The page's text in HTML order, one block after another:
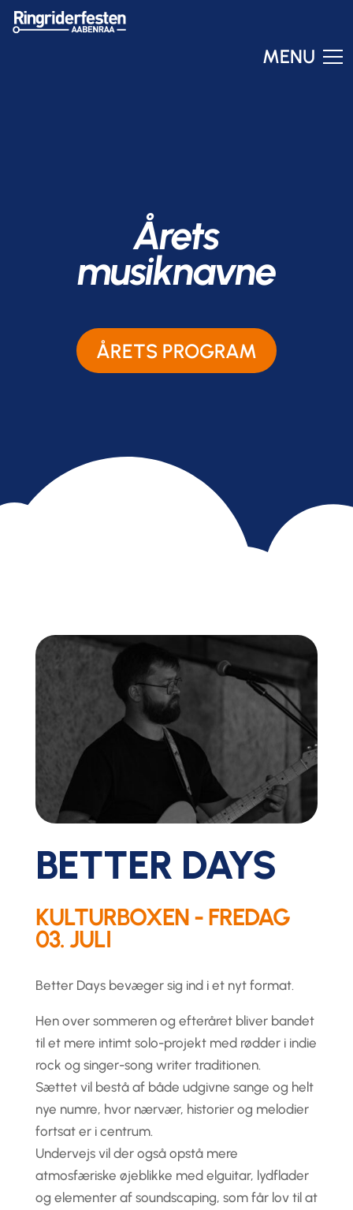
MENU
Årets
musiknavne
ÅRETS PROGRAM
BETTER DAYS
KULTURBOXEN - FREDAG
03. JULI
Better Days bevæger sig ind i et nyt format.
Hen over sommeren og efteråret bliver bandet
til et mere intimt solo-projekt med rødder i indie
rock og singer-song writer traditionen.
Sættet vil bestå af både udgivne sange og helt
nye numre, hvor nærvær, historier og melodier
fortsat er i centrum.
Undervejs vil der også opstå mere
atmosfæriske øjeblikke med elguitar, lydflader
og elementer af soundscaping, som får lov til at